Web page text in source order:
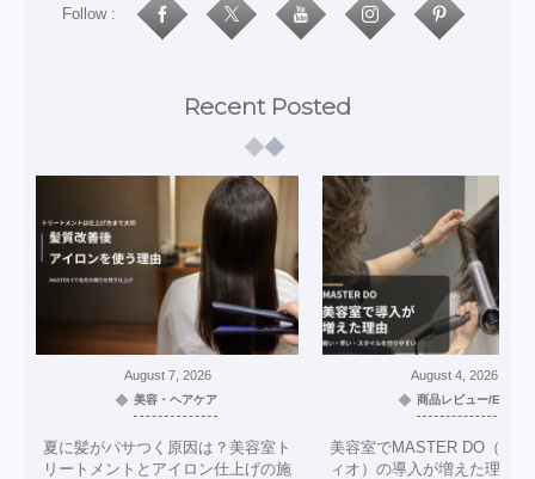
Follow :
Recent Posted
August 7, 2026
美容・ヘアケア
夏に髪がパサつく原因は？美容室ト
リートメントとアイロン仕上げの施
August 4, 2026
商品レビュー/EC
美容室でMASTER DO（マ
ィオ）の導入が増えた理由